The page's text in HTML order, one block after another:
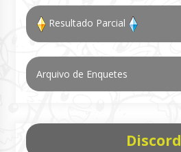
Resultado Parcial
Arquivo de Enquetes
Discord